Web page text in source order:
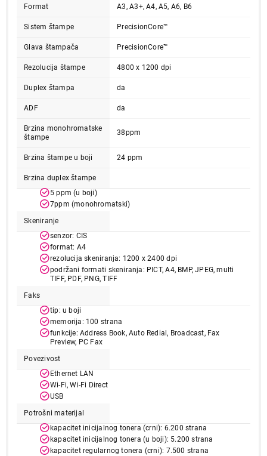
Format A3, A3+, A4, A5, A6, B6
Sistem štampe PrecisionCore™
Glava štampača PrecisionCore™
Rezolucija štampe 4800 x 1200 dpi
Duplex štampa da
ADF da
Brzina monohromatske
štampe
38ppm
Brzina štampe u boji 24 ppm
Brzina duplex štampe
5 ppm (u boji)
7ppm (monohromatski)
Skeniranje
senzor: CIS
format: A4
rezolucija skeniranja: 1200 x 2400 dpi
podržani formati skeniranja: PICT, A4, BMP, JPEG, multi
TIFF, PDF, PNG, TIFF
Faks
tip: u boji
memorija: 100 strana
funkcije: Address Book, Auto Redial, Broadcast, Fax
Preview, PC Fax
Povezivost
Ethernet LAN
Wi-Fi, Wi-Fi Direct
USB
Potrošni materijal
kapacitet inicijalnog tonera (crni): 6.200 strana
kapacitet inicijalnog tonera (u boji): 5.200 strana
kapacitet regularnog tonera (crni): 7.500 strana
69.990,00
ŠTAMPAČI
Proizvod je dodat u korpu.
Ukupno u korpi:0,00
Nastavi kupovinu
Završi kupovinu